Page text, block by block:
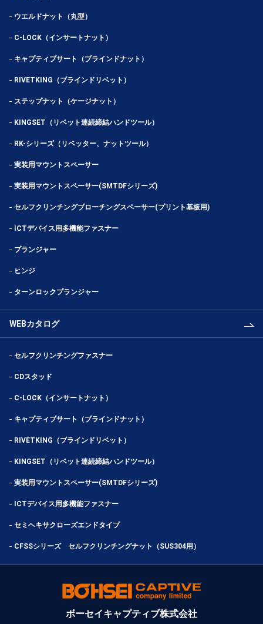
ウエルドナット（丸型）
C-LOCK（インサートナット）
キャプティブサート（ブラインドナット）
RIVETKING（ブラインドリベット）
ステップナット（ケージナット）
KINGSET（リベット連続締結ハンドツール）
RK-シリーズ（リベッター、ナットツール）
実装用マウントスペーサー
実装用マウントスペーサー(SMTDFシリーズ)
セルフクリンチングブローチングスペーサー(プリント基板用)
ICTデバイス用多機能ファスナー
プランジャー
ヒンジ
ターンロックプランジャー
WEBカタログ
セルフクリンチングファスナー
CDスタッド
C-LOCK（インサートナット）
キャプティブサート（ブラインドナット）
RIVETKING（ブラインドリベット）
KINGSET（リベット連続締結ハンドツール）
実装用マウントスペーサー(SMTDFシリーズ)
ICTデバイス用多機能ファスナー
セミヘキサクローズエンドタイプ
CFSSシリーズ セルフクリンチングナット（SUS304用）
ボーセイキャプティブ株式会社